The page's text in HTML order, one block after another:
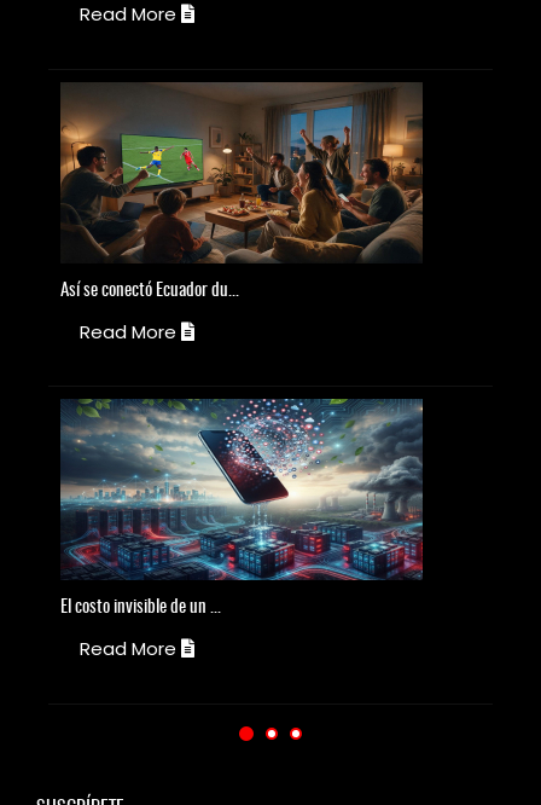
Read More
Así se conectó Ecuador du...
Read More
El costo invisible de un ...
Read More